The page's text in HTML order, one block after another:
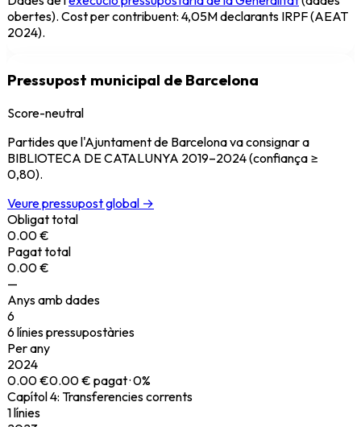
obertes). Cost per contribuent: 4,05M declarants IRPF (AEAT
2024).
Pressupost municipal de Barcelona
Score-neutral
Partides que l'Ajuntament de Barcelona va consignar a
BIBLIOTECA DE CATALUNYA 2019–2024(confiança ≥
0,80).
Veure pressupost global →
Obligat total
0.00 €
Pagat total
0.00 €
—
Anys amb dades
6
6línies pressupostàries
Per any
2024
0.00 €0.00 € pagat ·0%
Capítol4: Transferencies corrents
1línies